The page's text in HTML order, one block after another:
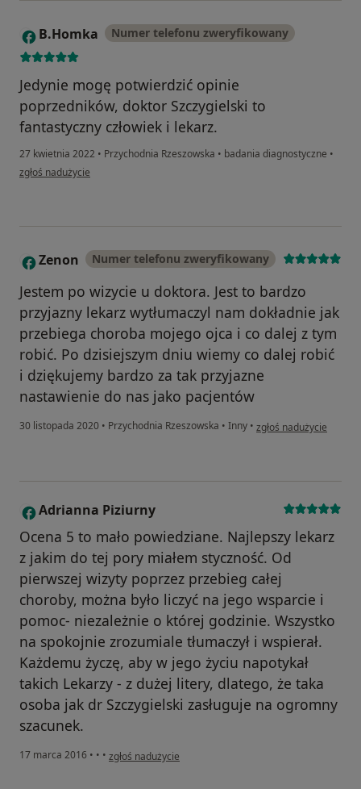
B B.Homka Numer telefonu zweryfikowany
Jedynie mogę potwierdzić opinie
poprzedników, doktor Szczygielski to
fantastyczny człowiek i lekarz.
27 kwietnia 2022 • Przychodnia Rzeszowska • badania diagnostyczne •
w opinii użytkownika B.Homka
zgłoś nadużycie
Z Zenon Numer telefonu zweryfikowany
Jestem po wizycie u doktora. Jest to bardzo
przyjazny lekarz wytłumaczyl nam dokładnie jak
przebiega choroba mojego ojca i co dalej z tym
robić. Po dzisiejszym dniu wiemy co dalej robić
i dziękujemy bardzo za tak przyjazne
nastawienie do nas jako pacjentów
30 listopada 2020 • Przychodnia Rzeszowska • Inny • w opinii użytkownika
zgłoś nadużycie
A Adrianna Piziurny
Ocena 5 to mało powiedziane. Najlepszy lekarz
z jakim do tej pory miałem styczność. Od
pierwszej wizyty poprzez przebieg całej
choroby, można było liczyć na jego wsparcie i
pomoc- niezależnie o której godzinie. Wszystko
na spokojnie zrozumiale tłumaczył i wspierał.
Każdemu życzę, aby w jego życiu napotykał
takich Lekarzy - z dużej litery, dlatego, że taka
osoba jak dr Szczygielski zasługuje na ogromny
szacunek.
17 marca 2016 • • • w opinii użytkownika Adrianna Piziurny
zgłoś nadużycie